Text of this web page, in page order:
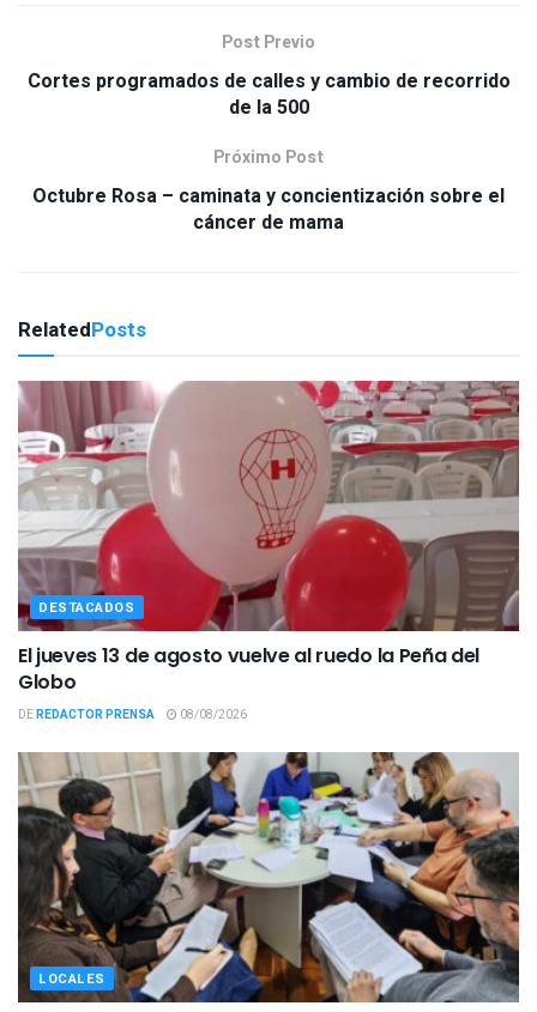
Post Previo
Cortes programados de calles y cambio de recorrido
de la 500
Próximo Post
Octubre Rosa – caminata y concientización sobre el
cáncer de mama
RelatedPosts
DESTACADOS
El jueves 13 de agosto vuelve al ruedo la Peña del
Globo
DEREDACTOR PRENSA 08/08/2026
LOCALES